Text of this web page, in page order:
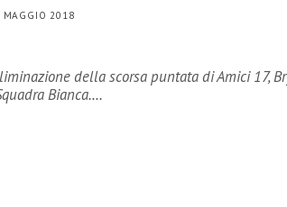
MAGGIO 2018
della scorsa puntata di Amici 17,
Bianca.…